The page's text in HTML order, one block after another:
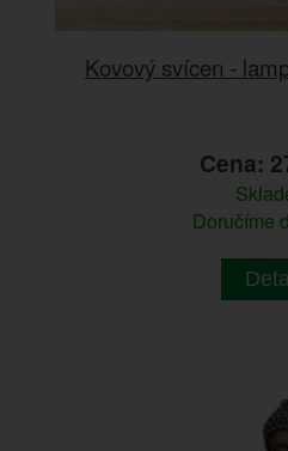
Kovový svícen -
Cena:
Doručíme